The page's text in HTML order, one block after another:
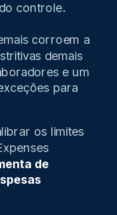
controle.
corroem a
demais
e um
para
os limites
de